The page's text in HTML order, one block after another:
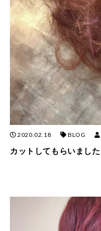
2020.02.18 BLOG
カットしてもらいました